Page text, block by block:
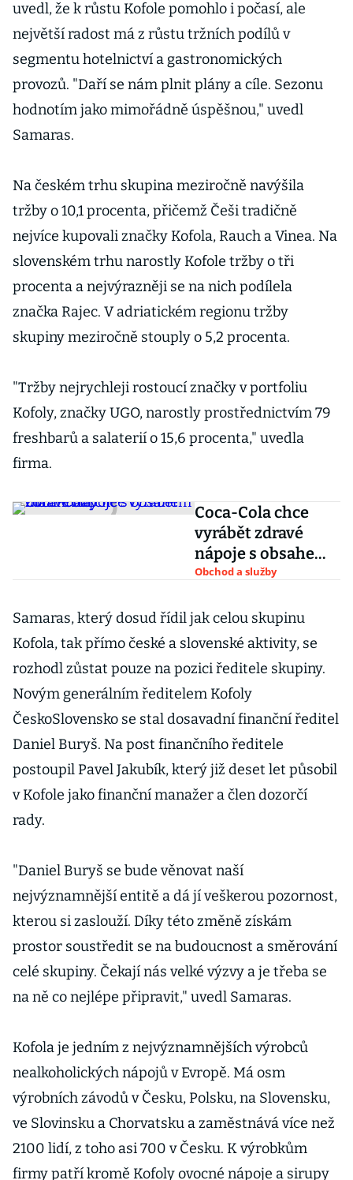
uvedl, že k růstu Kofole pomohlo i počasí, ale
největší radost má z růstu tržních podílů v
segmentu hotelnictví a gastronomických
provozů. "Daří se nám plnit plány a cíle. Sezonu
hodnotím jako mimořádně úspěšnou," uvedl
Samaras.
Na českém trhu skupina meziročně navýšila
tržby o 10,1 procenta, přičemž Češi tradičně
nejvíce kupovali značky Kofola, Rauch a Vinea. Na
slovenském trhu narostly Kofole tržby o tři
procenta a nejvýrazněji se na nich podílela
značka Rajec. V adriatickém regionu tržby
skupiny meziročně stouply o 5,2 procenta.
"Tržby nejrychleji rostoucí značky v portfoliu
Kofoly, značky UGO, narostly prostřednictvím 79
freshbarů a salaterií o 15,6 procenta," uvedla
firma.
Coca-Cola chce
vyrábět zdravé
nápoje s obsahem
marihuany
Obchod a služby
Samaras, který dosud řídil jak celou skupinu
Kofola, tak přímo české a slovenské aktivity, se
rozhodl zůstat pouze na pozici ředitele skupiny.
Novým generálním ředitelem Kofoly
ČeskoSlovensko se stal dosavadní finanční ředitel
Daniel Buryš. Na post finančního ředitele
postoupil Pavel Jakubík, který již deset let působil
v Kofole jako finanční manažer a člen dozorčí
rady.
"Daniel Buryš se bude věnovat naší
nejvýznamnější entitě a dá jí veškerou pozornost,
kterou si zaslouží. Díky této změně získám
prostor soustředit se na budoucnost a směrování
celé skupiny. Čekají nás velké výzvy a je třeba se
na ně co nejlépe připravit," uvedl Samaras.
Kofola je jedním z nejvýznamnějších výrobců
nealkoholických nápojů v Evropě. Má osm
výrobních závodů v Česku, Polsku, na Slovensku,
ve Slovinsku a Chorvatsku a zaměstnává více než
2100 lidí, z toho asi 700 v Česku. K výrobkům
firmy patří kromě Kofoly ovocné nápoje a sirupy